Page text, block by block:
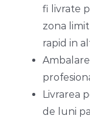
fi livrate
zona
rapid in
Livrarea
de luni